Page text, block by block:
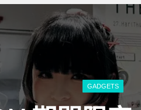
Tuen Mun」為主題注入生活能量...
生方向的手錶 30/07/2026
重生，Ubisoft 的一次及時救贖...
震撼登港
GADGETS